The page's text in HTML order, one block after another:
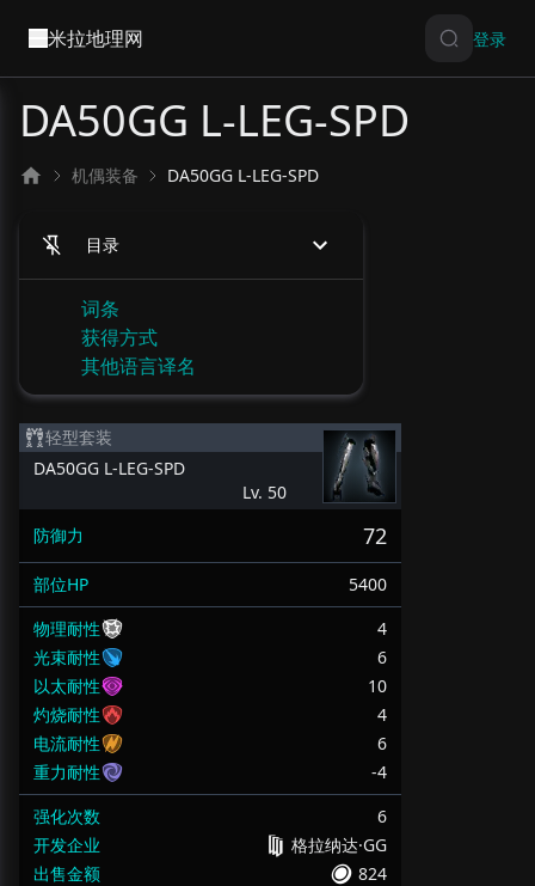
米拉地理网 登录
DA50GG L-LEG-SPD
机偶装备 DA50GG L-LEG-SPD
目录
词条
获得方式
其他语言译名
轻型套装
DA50GG L-LEG-SPD
Lv. 50
防御力
72
部位HP
5400
物理耐性
4
光束耐性
6
以太耐性
10
灼烧耐性
4
电流耐性
6
重力耐性
-4
强化次数
6
开发企业
格拉纳达·GG
出售金额
824